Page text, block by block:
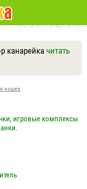
канарейка читать
Задать вопрос
кошек
игровые комплексы